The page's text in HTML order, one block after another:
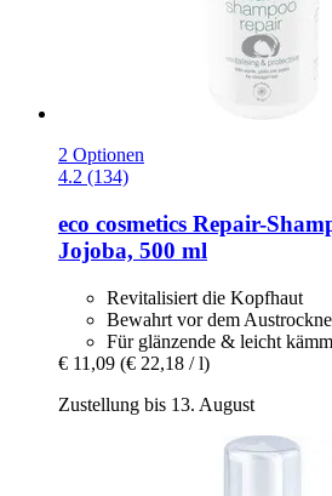
2 Optionen
4.2 (134)
eco cosmetics Repair-​
Jojoba, 500 ml
Revitalisiert die Kopfhaut
Bewahrt vor dem
Für glänzende & leicht
€ 11,09 (€ 22,18 / l)
Zustellung bis 13. August